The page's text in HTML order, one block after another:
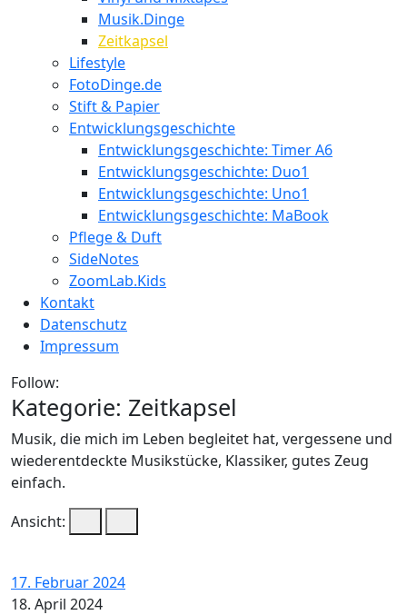
Musik.Dinge
Zeitkapsel
Lifestyle
FotoDinge.de
Stift & Papier
Entwicklungsgeschichte
Entwicklungsgeschichte: Timer A6
Entwicklungsgeschichte: Duo1
Entwicklungsgeschichte: Uno1
Entwicklungsgeschichte: MaBook
Pflege & Duft
SideNotes
ZoomLab.Kids
Kontakt
Datenschutz
Impressum
Follow:
Kategorie: Zeitkapsel
Musik, die mich im Leben begleitet hat, vergessene und
wiederentdeckte Musikstücke, Klassiker, gutes Zeug
einfach.
Ansicht:
17. Februar 2024
18. April 2024